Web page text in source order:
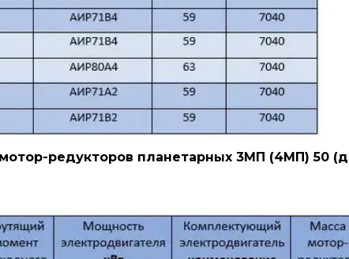
планетарных 3МП (4МП) 50